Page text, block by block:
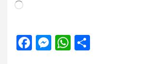
Loading…
F
M W